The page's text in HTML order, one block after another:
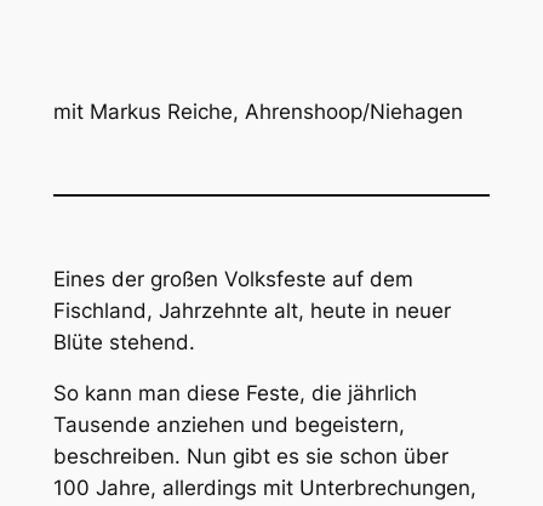
mit Markus Reiche, Ahrenshoop/Niehagen
Eines der großen Volksfeste auf dem
Fischland, Jahrzehnte alt, heute in neuer
Blüte stehend.
So kann man diese Feste, die jährlich
Tausende anziehen und begeistern,
beschreiben. Nun gibt es sie schon über
100 Jahre, allerdings mit Unterbrechungen,